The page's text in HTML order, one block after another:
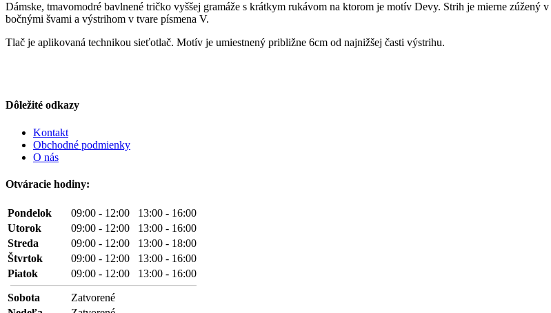
Dámske, tmavomodré bavlnené tričko vyššej gramáže s krátkym rukávom na ktorom je motív Devy. Strih je mierne zúžený v
bočnými švami a výstrihom v tvare písmena V.
Tlač je aplikovaná technikou sieťotlač. Motív je umiestnený približne 6cm od najnižšej časti výstrihu.
Dôležité odkazy
Kontakt
Obchodné podmienky
O nás
Otváracie hodiny:
Pondelok
09:00 - 12:00 13:00 - 16:00
Utorok
09:00 - 12:00 13:00 - 16:00
Streda
09:00 - 12:00 13:00 - 18:00
Štvrtok
09:00 - 12:00 13:00 - 16:00
Piatok
09:00 - 12:00 13:00 - 16:00
Sobota
Zatvorené